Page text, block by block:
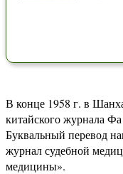
В конце 1958 г. в
китайского журнала
Буквальный перевод
журнал судебной
медицины».